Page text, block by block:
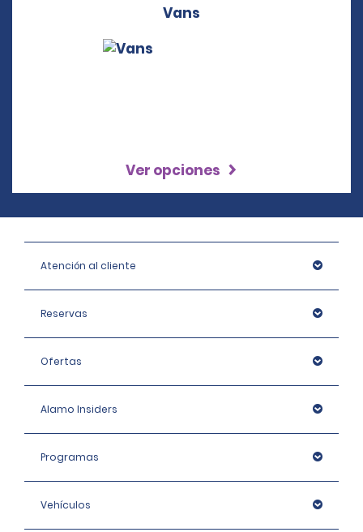
Vans
Ver opciones
Atención al cliente
Reservas
Ofertas
Alamo Insiders
Programas
Vehículos